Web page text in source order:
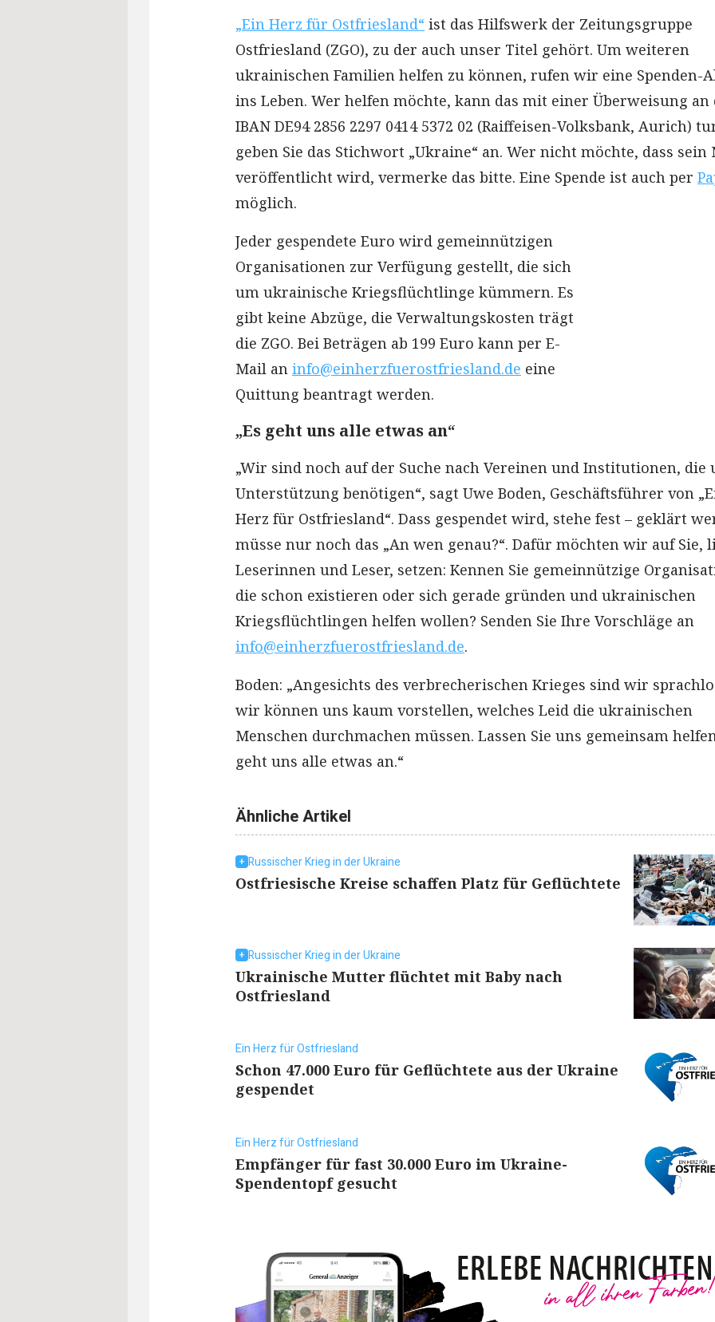
„Ein Herz für Ostfriesland“ ist das Hilfswerk der Zeitungsgruppe
Ostfriesland (ZGO), zu der auch unser Titel gehört. Um weiteren
ukrainischen Familien helfen zu können, rufen wir eine Spenden-
ins Leben. Wer helfen möchte, kann das mit einer Überweisung an
IBAN DE94 2856 2297 0414 5372 02 (Raiffeisen-Volksbank, Aurich)
geben Sie das Stichwort „Ukraine“ an. Wer nicht möchte, dass sein
veröffentlicht wird, vermerke das bitte. Eine Spende ist auch per
möglich.
Jeder gespendete Euro wird gemeinnützigen
Organisationen zur Verfügung gestellt, die sich
um ukrainische Kriegsflüchtlinge kümmern. Es
gibt keine Abzüge, die Verwaltungskosten trägt
die ZGO. Bei Beträgen ab 199 Euro kann per E-
Mail an info@einherzfuerostfriesland.de eine
Quittung beantragt werden.
„Es geht uns alle etwas an“
„Wir sind noch auf der Suche nach Vereinen und Institutionen, die
Unterstützung benötigen“, sagt Uwe Boden, Geschäftsführer von
Herz für Ostfriesland“. Dass gespendet wird, stehe fest – geklärt
müsse nur noch das „An wen genau?“. Dafür möchten wir auf Sie,
Leserinnen und Leser, setzen: Kennen Sie gemeinnützige
die schon existieren oder sich gerade gründen und ukrainischen
Kriegsflüchtlingen helfen wollen? Senden Sie Ihre Vorschläge an
info@einherzfuerostfriesland.de.
Boden: „Angesichts des verbrecherischen Krieges sind wir
wir können uns kaum vorstellen, welches Leid die ukrainischen
Menschen durchmachen müssen. Lassen Sie uns gemeinsam
geht uns alle etwas an.“
Ähnliche Artikel
Russischer Krieg in der Ukraine
Ostfriesische Kreise schaffen Platz für Geflüchtete
Russischer Krieg in der Ukraine
Ukrainische Mutter flüchtet mit Baby nach
Ostfriesland
Ein Herz für Ostfriesland
Schon 47.000 Euro für Geflüchtete aus der Ukraine
gespendet
Ein Herz für Ostfriesland
Empfänger für fast 30.000 Euro im Ukraine-
Spendentopf gesucht